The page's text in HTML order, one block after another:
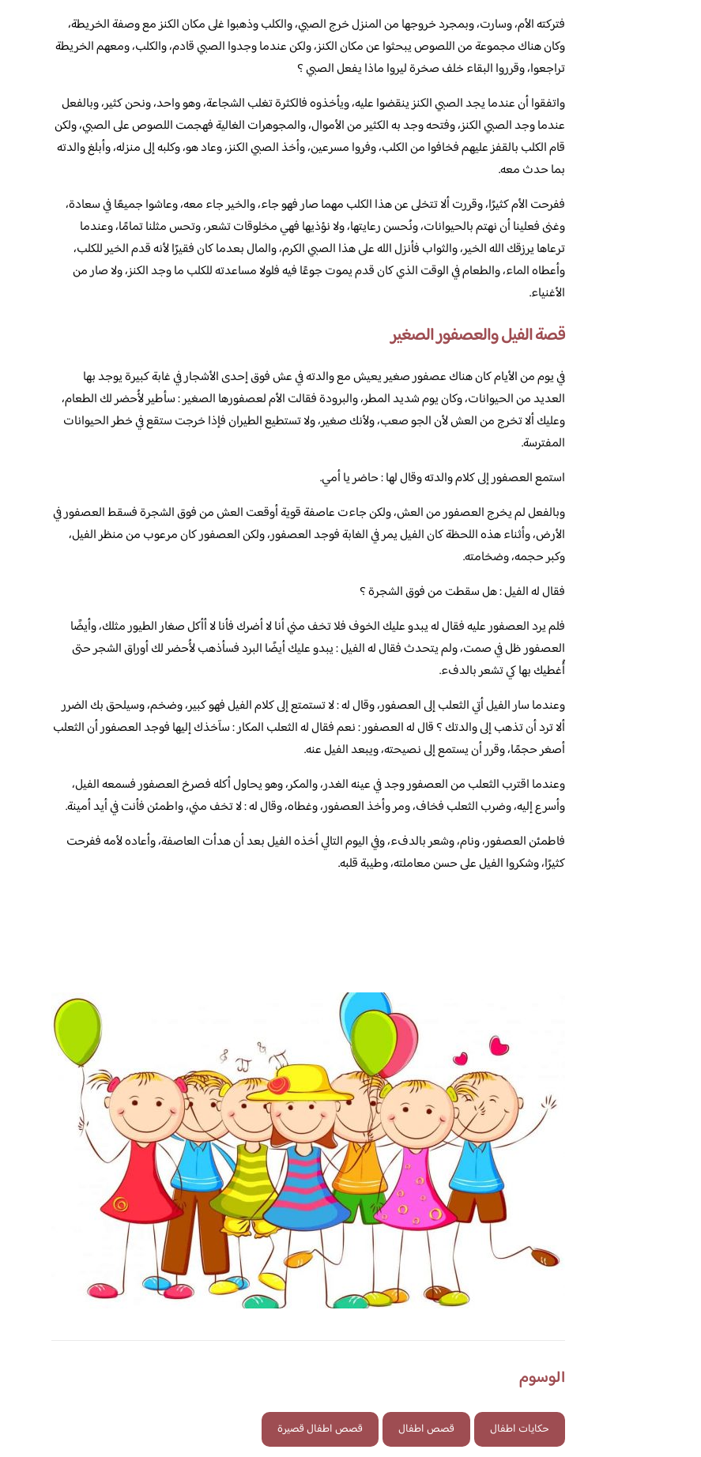
فتركته الأم، وسارت، وبمجرد خروجها من المنزل خرج الصبي، والكلب وذهبوا غلى مكان الكنز مع وصفة الخريطة،
وكان هناك مجموعة من اللصوص يبحثوا عن مكان الكنز، ولكن عندما وجدوا الصبي قادم، والكلب، ومعهم الخريطة
تراجعوا، وقرروا البقاء خلف صخرة ليروا ماذا يفعل الصبي ؟
واتفقوا أن عندما يجد الصبي الكنز ينقضوا عليه، ويأخذوه فالكثرة تغلب الشجاعة، وهو واحد، ونحن كثير، وبالفعل
عندما وجد الصبي الكنز، وفتحه وجد به الكثير من الأموال، والمجوهرات الغالية فهجمت اللصوص على الصبي، ولكن
قام الكلب بالقفز عليهم فخافوا من الكلب، وفروا مسرعين، وأخذ الصبي الكنز، وعاد هو، وكلبه إلى منزله، وأبلغ والدته
بما حدث معه.
ففرحت الأم كثيرًا، وقررت ألا تتخلى عن هذا الكلب مهما صار فهو جاء، والخير جاء معه، وعاشوا جميعًا في سعادة،
وغنى فعلينا أن نهتم بالحيوانات، ونُحسن رعايتها، ولا نؤذيها فهي مخلوقات تشعر، وتحس مثلنا تمامًا، وعندما
ترعاها يرزقك الله الخير، والثواب فأنزل الله على هذا الصبي الكرم، والمال بعدما كان فقيرًا لأنه قدم الخير للكلب،
وأعطاه الماء، والطعام في الوقت الذي كان قدم يموت جوعًا فيه فلولا مساعدته للكلب ما وجد الكنز، ولا صار من
الأغنياء.
قصة الفيل والعصفور الصغير
في يوم من الأيام كان هناك عصفور صغير يعيش مع والدته في عش فوق إحدى الأشجار في غابة كبيرة يوجد بها
العديد من الحيوانات، وكان يوم شديد المطر، والبرودة فقالت الأم لعصفورها الصغير : سأطير لأُحضر لك الطعام،
وعليك ألا تخرج من العش لأن الجو صعب، ولأنك صغير، ولا تستطيع الطيران فإذا خرجت ستقع في خطر الحيوانات
المفترسة.
استمع العصفور إلى كلام والدته وقال لها : حاضر يا أمي.
وبالفعل لم يخرج العصفور من العش، ولكن جاءت عاصفة قوية أوقعت العش من فوق الشجرة فسقط العصفور في
الأرض، وأثناء هذه اللحظة كان الفيل يمر في الغابة فوجد العصفور، ولكن العصفور كان مرعوب من منظر الفيل،
وكبر حجمه، وضخامته.
فقال له الفيل : هل سقطت من فوق الشجرة ؟
فلم يرد العصفور عليه فقال له يبدو عليك الخوف فلا تخف مني أنا لا أضرك فأنا لا أأكل صغار الطيور مثلك، وأيضًا
العصفور ظل في صمت، ولم يتحدث فقال له الفيل : يبدو عليك أيضًا البرد فسأذهب لأُحضر لك أوراق الشجر حتى
أُغطيك بها كي تشعر بالدفء.
وعندما سار الفيل أتي الثعلب إلى العصفور، وقال له : لا تستمتع إلى كلام الفيل فهو كبير، وضخم، وسيلحق بك الضرر
ألا ترد أن تذهب إلى والدتك ؟ قال له العصفور : نعم فقال له الثعلب المكار : سآخذك إليها فوجد العصفور أن الثعلب
أصغر حجمًا، وقرر أن يستمع إلى نصيحته، ويبعد الفيل عنه.
وعندما اقترب الثعلب من العصفور وجد في عينه الغدر، والمكر، وهو يحاول أكله فصرخ العصفور فسمعه الفيل،
وأسرع إليه، وضرب الثعلب فخاف، ومر وأخذ العصفور، وغطاه، وقال له : لا تخف مني، واطمئن فأنت في أيد أمينة.
فاطمئن العصفور، ونام، وشعر بالدفء، وفي اليوم التالي أخذه الفيل بعد أن هدأت العاصفة، وأعاده لأمه ففرحت
كثيرًا، وشكروا الفيل على حسن معاملته، وطيبة قلبه.
الوسوم
حكايات اطفال قصص اطفال قصص اطفال قصيرة